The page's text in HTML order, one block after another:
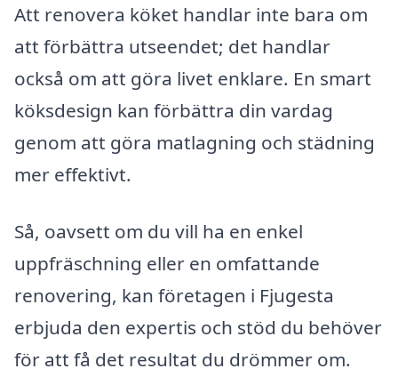
Att renovera köket handlar inte bara om
att förbättra utseendet; det handlar
också om att göra livet enklare. En smart
köksdesign kan förbättra din vardag
genom att göra matlagning och städning
mer effektivt.
Så, oavsett om du vill ha en enkel
uppfräschning eller en omfattande
renovering, kan företagen i Fjugesta
erbjuda den expertis och stöd du behöver
för att få det resultat du drömmer om.